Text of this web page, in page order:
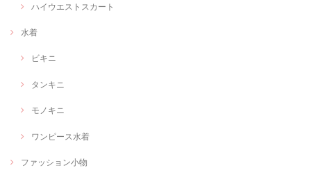
ハイウエストスカート
水着
ビキニ
タンキニ
モノキニ
ワンピース水着
ファッション小物